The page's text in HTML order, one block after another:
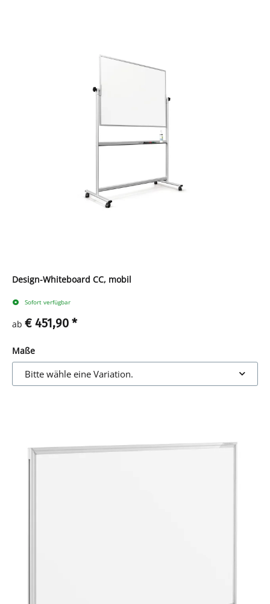
Design-Whiteboard CC, mobil
Sofort verfügbar
ab € 451,90 *
Maße
Bitte wähle eine Variation.